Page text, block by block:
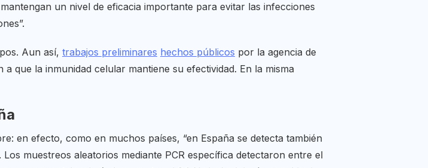
un nivel de eficacia importante para evitar las infecciones
Aun así, trabajos preliminares hechos públicos por la agencia de
a que la inmunidad celular mantiene su efectividad. En la misma
en efecto, como en muchos países, “en España se detecta también
muestreos aleatorios mediante PCR específica detectaron entre el